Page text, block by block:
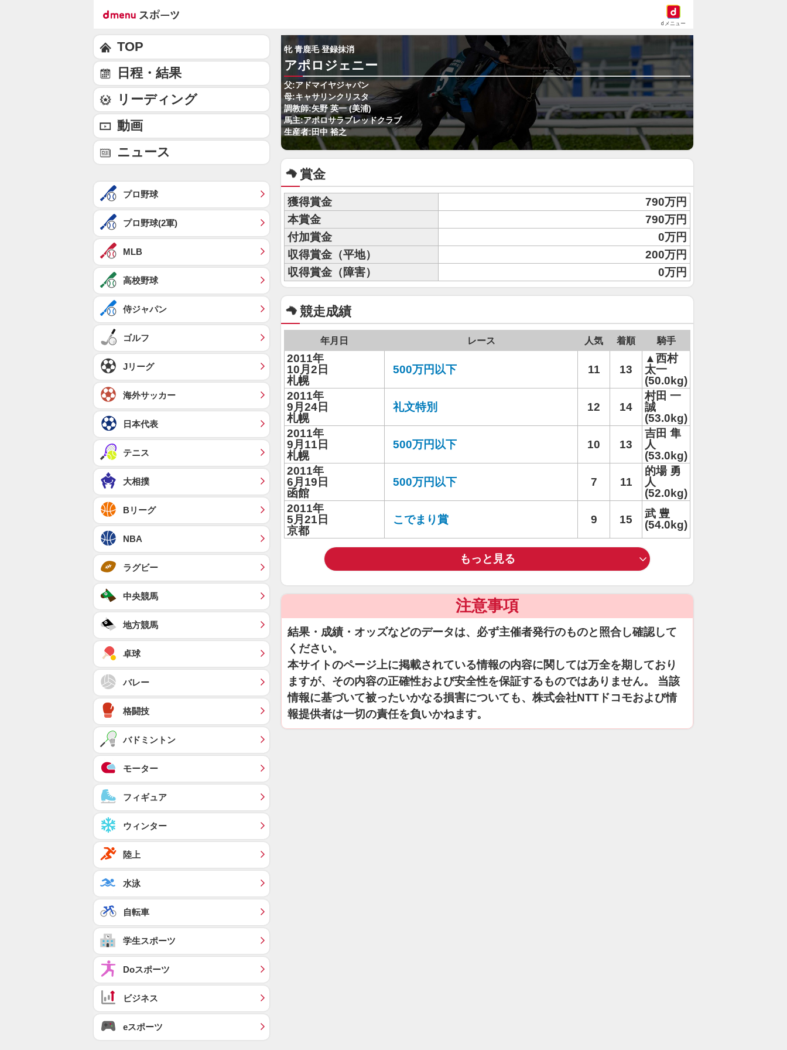
dメニュー
牝 青鹿毛 登録抹消
アポロジェニー
父:アドマイヤジャパン
母:キャサリンクリスタ
調教師:矢野 英一 (美浦)
馬主:アポロサラブレッドクラブ
生産者:田中 裕之
賞金
獲得賞金
790万円
本賞金
790万円
付加賞金
0万円
収得賞金（平地）
200万円
収得賞金（障害）
0万円
競走成績
年月日 レース 人気 着順 騎手
2011年
10月2日
札幌
500万円以下 11 13
▲西村
太一
(50.0kg)
2011年
9月24日
札幌
礼文特別 12 14
村田 一
誠
(53.0kg)
2011年
9月11日
札幌
500万円以下 10 13
吉田 隼
人
(53.0kg)
2011年
6月19日
函館
500万円以下 7 11
的場 勇
人
(52.0kg)
2011年
5月21日
京都
こでまり賞 9 15
武 豊
(54.0kg)
もっと見る
注意事項
結果・成績・オッズなどのデータは、必ず主催者発行のものと照合し確認して
ください。
本サイトのページ上に掲載されている情報の内容に関しては万全を期しており
ますが、その内容の正確性および安全性を保証するものではありません。 当該
情報に基づいて被ったいかなる損害についても、株式会社NTTドコモおよび情
報提供者は一切の責任を負いかねます。
TOP
日程・結果
リーディング
動画
ニュース
プロ野球
プロ野球(2軍)
MLB
高校野球
侍ジャパン
ゴルフ
Jリーグ
海外サッカー
日本代表
テニス
大相撲
Bリーグ
NBA
ラグビー
中央競馬
地方競馬
卓球
バレー
格闘技
バドミントン
モーター
フィギュア
ウィンター
陸上
水泳
自転車
学生スポーツ
Doスポーツ
ビジネス
eスポーツ